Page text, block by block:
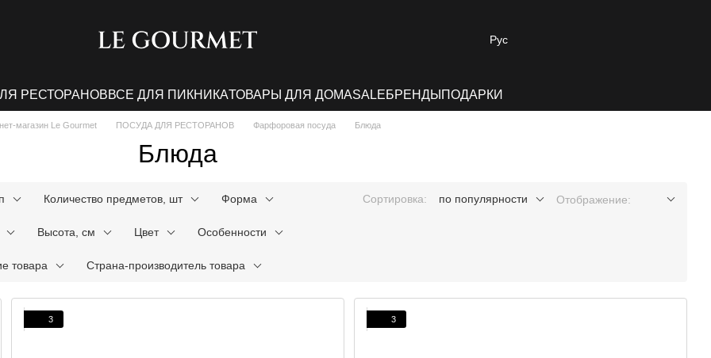
Рус
РЕСТОРАНОВВСЕ ДЛЯ ПИКНИКАТОВАРЫ ДЛЯ ДОМАSALEБРЕНДЫ ПОДАРКИ
магазин Le Gourmet ПОСУДА ДЛЯ РЕСТОРАНОВ Фарфоровая посуда Блюда
Блюда
Количество предметов, шт Форма
Высота, см Цвет Особенности
товара Страна-производитель товара
Сортировка: по популярности Отображение:
3 3